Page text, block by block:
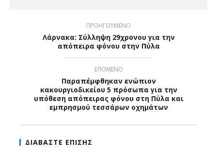
ΠΡΟΗΓΟΥΜΕΝΟ
Λάρνακα: Σύλληψη 29χρονου για την
απόπειρα φόνου στην Πύλα
ΕΠΟΜΕΝΟ
Παραπέμφθηκαν ενώπιον
κακουργιοδικείου 5 πρόσωπα για την
υπόθεση απόπειρας φόνου στη Πύλα και
εμπρησμού τεσσάρων οχημάτων
ΔΙΑΒΑΣΤΕ ΕΠΙΣΗΣ